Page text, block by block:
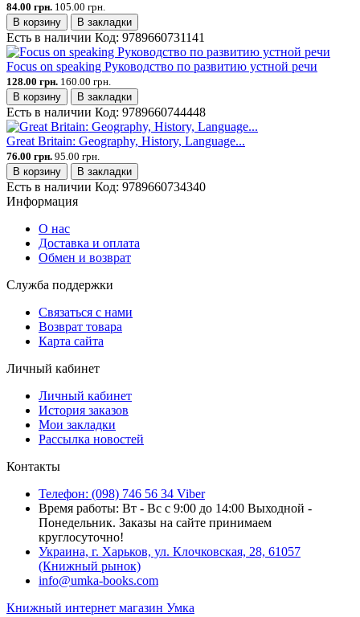
84.00 грн. 105.00 грн.
В корзину
В закладки
Есть в наличии Код: 9789660731141
Focus on speaking Руководство по развитию устной речи
128.00 грн. 160.00 грн.
В корзину
В закладки
Есть в наличии Код: 9789660744448
Great Britain: Geography, History, Language...
76.00 грн. 95.00 грн.
В корзину
В закладки
Есть в наличии Код: 9789660734340
Информация
О нас
Доставка и оплата
Обмен и возврат
Служба поддержки
Связаться с нами
Возврат товара
Карта сайта
Личный кабинет
Личный кабинет
История заказов
Мои закладки
Рассылка новостей
Контакты
Телефон: (098) 746 56 34 Viber
Время работы: Вт - Вс с 9:00 до 14:00 Выходной -
Понедельник. Заказы на сайте принимаем
круглосуточно!
Украина, г. Харьков, ул. Клочковская, 28, 61057
(Книжный рынок)
info@umka-books.com
Книжный интернет магазин Умка